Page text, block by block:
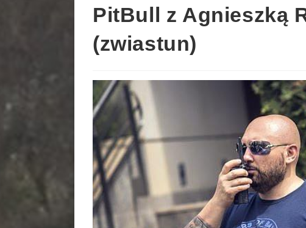
PitBull z Agnieszką
(zwiastun)